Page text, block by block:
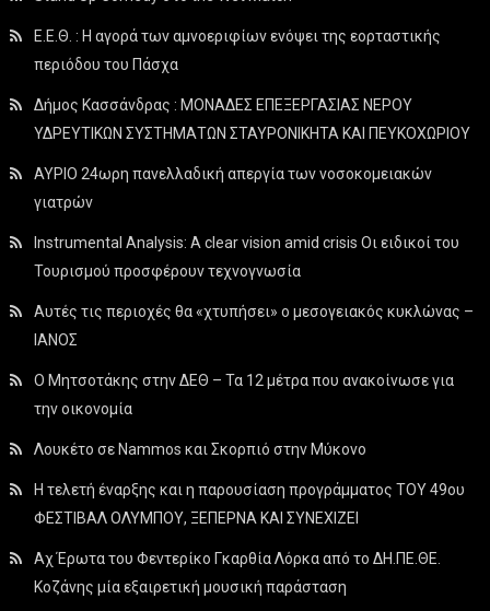
Ε.Ε.Θ. : Η αγορά των αμνοεριφίων ενόψει της εορταστικής
περιόδου του Πάσχα
Δήμος Κασσάνδρας : ΜΟΝΑΔΕΣ ΕΠΕΞΕΡΓΑΣΙΑΣ ΝΕΡΟΥ
ΥΔΡΕΥΤΙΚΩΝ ΣΥΣΤΗΜΑΤΩΝ ΣΤΑΥΡΟΝΙΚΗΤΑ ΚΑΙ ΠΕΥΚΟΧΩΡΙΟΥ
ΑΥΡΙΟ 24ωρη πανελλαδική απεργία των νοσοκομειακών
γιατρών
Instrumental Analysis: A clear vision amid crisis Οι ειδικοί του
Τουρισμού προσφέρουν τεχνογνωσία
Αυτές τις περιοχές θα «χτυπήσει» ο μεσογειακός κυκλώνας –
ΙΑΝΟΣ
Ο Μητσοτάκης στην ΔΕΘ – Τα 12 μέτρα που ανακοίνωσε για
την οικονομία
Λουκέτο σε Nammos και Σκορπιό στην Μύκονο
Η τελετή έναρξης και η παρουσίαση προγράμματος ΤΟΥ 49ου
ΦΕΣΤΙΒΑΛ ΟΛΥΜΠΟΥ, ΞΕΠΕΡΝΑ ΚΑΙ ΣΥΝΕΧΙΖΕΙ
Αχ Έρωτα του Φεντερίκο Γκαρθία Λόρκα από το ΔΗ.ΠΕ.ΘΕ.
Κοζάνης μία εξαιρετική μουσική παράσταση